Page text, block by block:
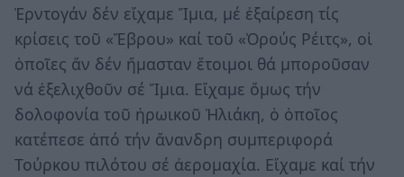
Ἐρντογάν δέν εἴχαμε Ἴμια, μέ ἐξαίρεση τίς
κρίσεις τοῦ «Ἕβρου» καί τοῦ «Ὀρούς Ρέιτς», οἱ
ὁποῖες ἄν δέν ἤμασταν ἕτοιμοι θά μποροῦσαν
νά ἐξελιχθοῦν σέ Ἴμια. Εἴχαμε ὅμως τήν
δολοφονία τοῦ ἡρωικοῦ Ἠλιάκη, ὁ ὁποῖος
κατέπεσε ἀπό τήν ἄνανδρη συμπεριφορά
Τούρκου πιλότου σέ ἀερομαχία. Εἴχαμε καί τήν